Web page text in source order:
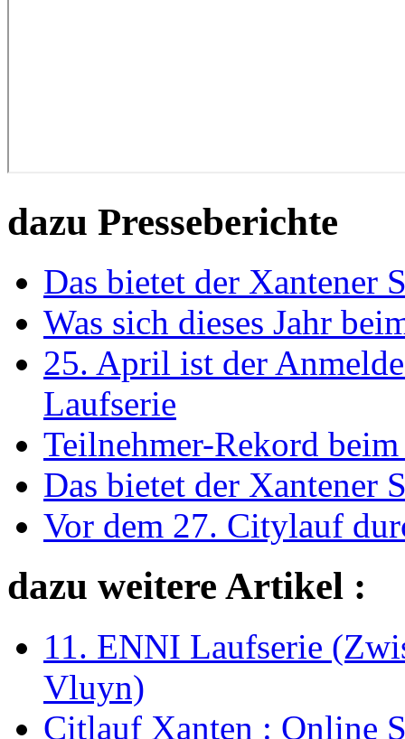
dazu Presseberichte
Das bietet der Xantener
Was sich dieses Jahr
25. April ist der
Laufserie
Teilnehmer-Rekord
Das bietet der Xantener
Vor dem 27. Citylauf
dazu weitere Artikel :
11. ENNI Laufserie
Vluyn)
Citlauf Xanten : Online